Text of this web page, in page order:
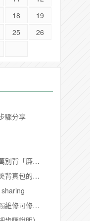
18
19
25
26
驟分享
中年女人聽我一句勸：夏季出遊千萬別背「廉價包包」，顯土還累贅
同學聚會變炫富現場：戴假表的嘲笑背真包的，真相紮心了
​寶格麗手鐲維修能修好嗎（了解手鐲維修可修復問題範圍）